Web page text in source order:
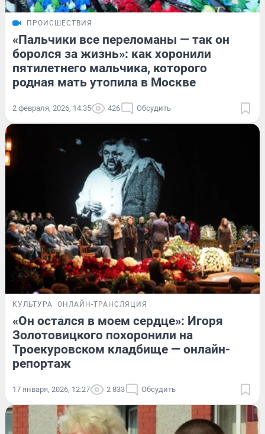
ПРОИСШЕСТВИЯ
«Пальчики все переломаны — так он
боролся за жизнь»: как хоронили
пятилетнего мальчика, которого
родная мать утопила в Москве
2 февраля, 2026, 14:35 426 Обсудить
КУЛЬТУРА ОНЛАЙН-ТРАНСЛЯЦИЯ
«Он остался в моем сердце»: Игоря
Золотовицкого похоронили на
Троекуровском кладбище — онлайн-
репортаж
17 января, 2026, 12:27 2 833 Обсудить